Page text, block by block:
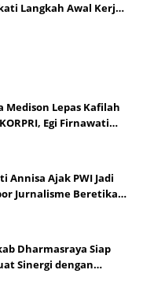
Langkah Awal Kerja
Medison Lepas Kafilah
Egi Firnawati
Annisa Ajak PWI Jadi
Jurnalisme Beretika
Dharmasraya Siap
Sinergi dengan